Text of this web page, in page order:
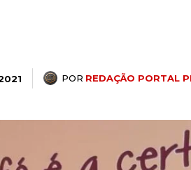
POR REDAÇÃO PORTAL